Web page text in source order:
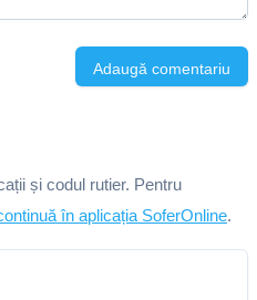
Adaugă comentariu
și codul rutier. Pentru
în aplicația SoferOnline.